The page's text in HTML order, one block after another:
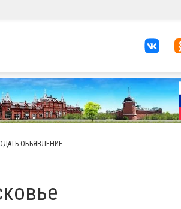
ОБЪЯВЛЕНИЕ